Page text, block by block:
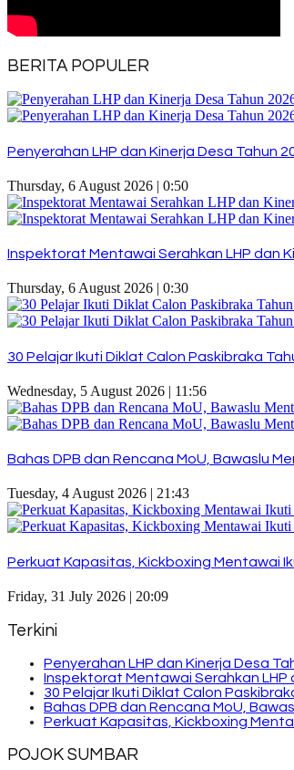
BERITA POPULER
Penyerahan LHP dan Kinerja Desa Tahun
Thursday, 6 August 2026 | 0:50
Inspektorat Mentawai Serahkan LHP dan
Thursday, 6 August 2026 | 0:30
30 Pelajar Ikuti Diklat Calon Paskibraka
Wednesday, 5 August 2026 | 11:56
Bahas DPB dan Rencana MoU, Bawaslu
Tuesday, 4 August 2026 | 21:43
Perkuat Kapasitas, Kickboxing Mentawai
Friday, 31 July 2026 | 20:09
Terkini
Penyerahan LHP dan Kinerja Desa
Inspektorat Mentawai Serahkan LHP
30 Pelajar Ikuti Diklat Calon
Bahas DPB dan Rencana MoU,
Perkuat Kapasitas, Kickboxing
POJOK SUMBAR